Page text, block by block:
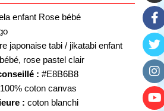
enfant Rose bébé
japonaise tabi / jikatabi enfant
rose pastel clair
: #E8B6B8
100% coton canvas
: coton blanchi